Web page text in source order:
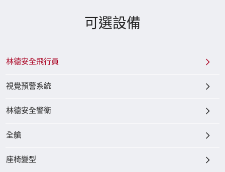
可選設備
林德安全飛行員
視覺預警系統
林德安全警衛
全艙
座椅變型